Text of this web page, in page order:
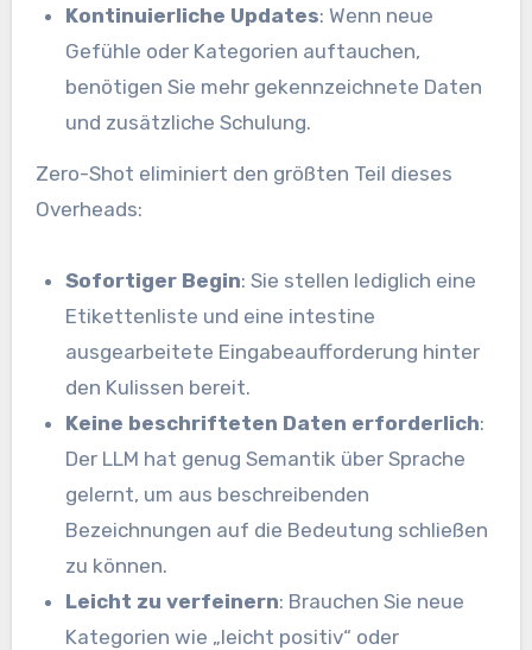
Kontinuierliche Updates: Wenn neue
Gefühle oder Kategorien auftauchen,
benötigen Sie mehr gekennzeichnete Daten
und zusätzliche Schulung.
Zero-Shot eliminiert den größten Teil dieses
Overheads:
Sofortiger Begin: Sie stellen lediglich eine
Etikettenliste und eine intestine
ausgearbeitete Eingabeaufforderung hinter
den Kulissen bereit.
Keine beschrifteten Daten erforderlich:
Der LLM hat genug Semantik über Sprache
gelernt, um aus beschreibenden
Bezeichnungen auf die Bedeutung schließen
zu können.
Leicht zu verfeinern: Brauchen Sie neue
Kategorien wie „leicht positiv“ oder